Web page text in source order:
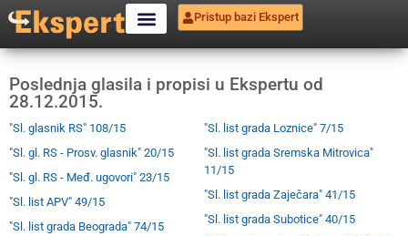
Pristup bazi Ekspert
Poslednja glasila i propisi u Ekspertu od
28.12.2015.
"Sl. glasnik RS" 108/15
"Sl. gl. RS - Prosv. glasnik" 20/15
"Sl. gl. RS - Međ. ugovori" 23/15
"Sl. list APV" 49/15
"Sl. list grada Beograda" 74/15
"Sl. list grada Loznice" 7/15
"Sl. list grada Sremska Mitrovica"
11/15
"Sl. list grada Zaječara" 41/15
"Sl. list grada Subotice" 40/15